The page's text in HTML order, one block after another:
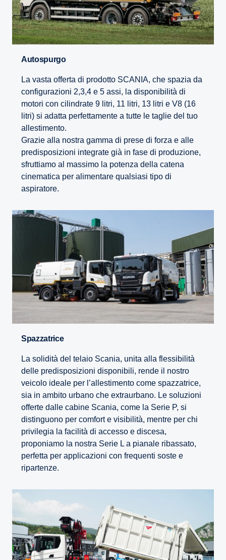
Autospurgo
La vasta offerta di prodotto SCANIA, che spazia da
configurazioni 2,3,4 e 5 assi, la disponibilità di
motori con cilindrate 9 litri, 11 litri, 13 litri e V8 (16
litri) si adatta perfettamente a tutte le taglie del tuo
allestimento.
Grazie alla nostra gamma di prese di forza e alle
predisposizioni integrate già in fase di produzione,
sfruttiamo al massimo la potenza della catena
cinematica per alimentare qualsiasi tipo di
aspiratore.
Spazzatrice
La solidità del telaio Scania, unita alla flessibilità
delle predisposizioni disponibili, rende il nostro
veicolo ideale per l’allestimento come spazzatrice,
sia in ambito urbano che extraurbano. Le soluzioni
offerte dalle cabine Scania, come la Serie P, si
distinguono per comfort e visibilità, mentre per chi
privilegia la facilità di accesso e discesa,
proponiamo la nostra Serie L a pianale ribassato,
perfetta per applicazioni con frequenti soste e
ripartenze.